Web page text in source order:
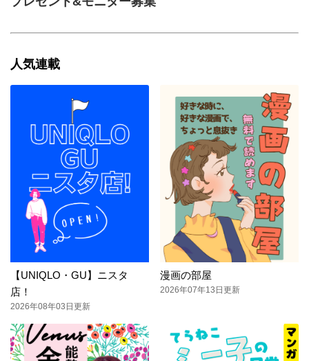
人気連載
【UNIQLO・GU】ニスタ
店！
2026年08年03日更新
漫画の部屋
2026年07年13日更新